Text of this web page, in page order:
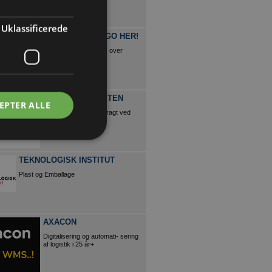
FÅ NAVN OG LOGO HER!
Denne annonce vises over
PRIVATGROSSISTEN
Køb VVS online - Fri fragt ved
køb over Kr. 599,-
TEKNOLOGISK INSTITUT
Plast og Emballage
AXACON
Digitalisering og automati- sering
af logistik i 25 år+
Uklassificerede
ALLE